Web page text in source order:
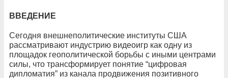
ВВЕДЕНИЕ
Сегодня внешнеполитические институты США
рассматривают индустрию видеоигр как одну из
площадок геополитической борьбы с иными центрами
силы, что трансформирует понятие “цифровая
дипломатия” из канала продвижения позитивного